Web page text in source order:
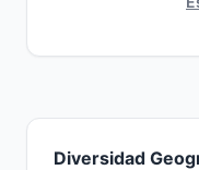
Diversidad